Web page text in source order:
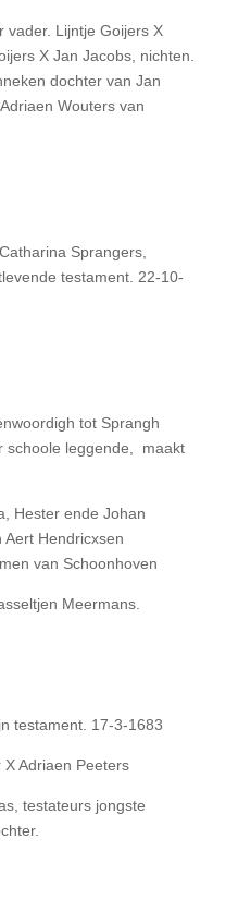
vader. Lijntje Goijers X
X Jan Jacobs, nichten.
dochter van Jan
Wouters van
Sprangers,
testament. 22-10-
tot Sprangh
schoole leggende, maakt
Hester ende Johan
Hendricxsen
van Schoonhoven
Meermans.
testament. 17-3-1683
Adriaen Peeters
testateurs jongste